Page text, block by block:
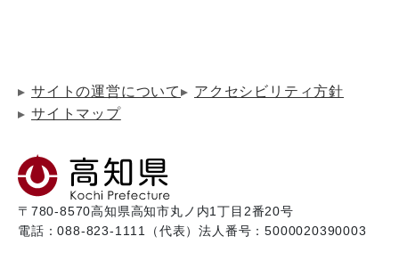
サイトの運営について
アクセシビリティ方針
サイトマップ
〒780-8570高知県高知市丸ノ内1丁目2番20号
電話：088-823-1111（代表）法人番号：5000020390003